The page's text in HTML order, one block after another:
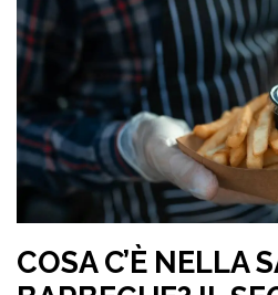
COSA C’È NELLA